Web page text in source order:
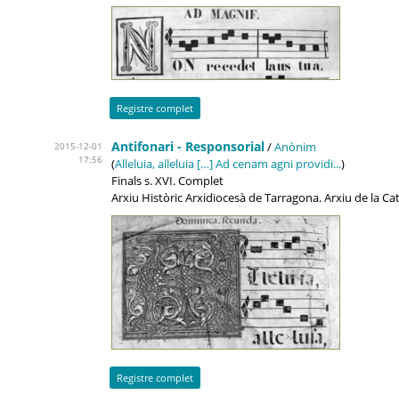
Registre complet
2015-12-01
17:56
Antifonari - Responsorial/Anònim
(Alleluia, alleluia […] Ad cenam agni providi...)
Finals s. XVI. Complet
Arxiu Històric Arxidiocesà de Tarragona. Arxiu de la
Registre complet